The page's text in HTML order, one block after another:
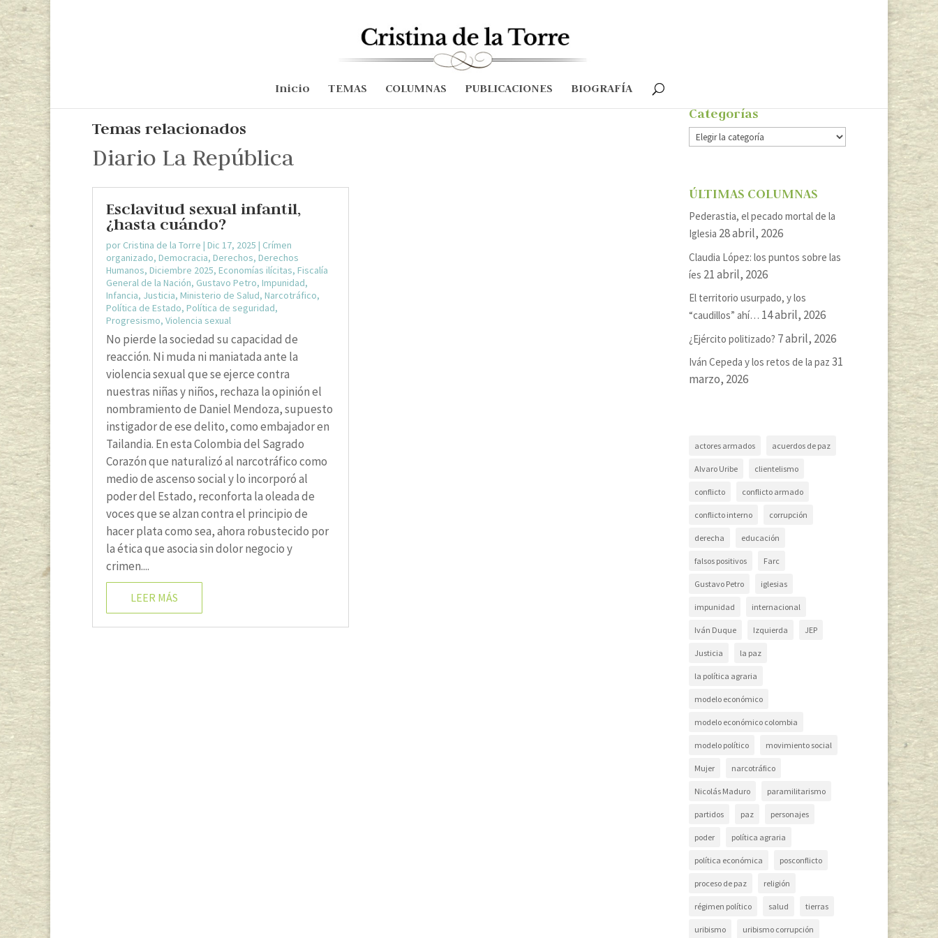
Inicio TEMAS COLUMNAS PUBLICACIONES BIOGRAFÍA
Temas relacionados
Diario La República
Esclavitud sexual infantil,
¿hasta cuándo?
por Cristina de la Torre | Dic 17, 2025 | Crímen
organizado, Democracia, Derechos, Derechos
Humanos, Diciembre 2025, Economías ilícitas, Fiscalía
General de la Nación, Gustavo Petro, Impunidad,
Infancia, Justicia, Ministerio de Salud, Narcotráfico,
Política de Estado, Política de seguridad,
Progresismo, Violencia sexual
No pierde la sociedad su capacidad de
reacción. Ni muda ni maniatada ante la
violencia sexual que se ejerce contra
nuestras niñas y niños, rechaza la opinión el
nombramiento de Daniel Mendoza, supuesto
instigador de ese delito, como embajador en
Tailandia. En esta Colombia del Sagrado
Corazón que naturalizó al narcotráfico como
medio de ascenso social y lo incorporó al
poder del Estado, reconforta la oleada de
voces que se alzan contra el principio de
hacer plata como sea, ahora robustecido por
la ética que asocia sin dolor negocio y
crimen....
LEER MÁS
Categorías
Categorías
ÚLTIMAS COLUMNAS
Pederastia, el pecado mortal de la
Iglesia 28 abril, 2026
Claudia López: los puntos sobre las
íes 21 abril, 2026
El territorio usurpado, y los
“caudillos” ahí… 14 abril, 2026
¿Ejército politizado? 7 abril, 2026
Iván Cepeda y los retos de la paz 31
marzo, 2026
actores armados acuerdos de paz
Alvaro Uribe clientelismo
conflicto conflicto armado
conflicto interno corrupción
derecha educación
falsos positivos Farc
Gustavo Petro iglesias
impunidad internacional
Iván Duque Izquierda JEP
Justicia la paz
la política agraria
modelo económico
modelo económico colombia
modelo político movimiento social
Mujer narcotráfico
Nicolás Maduro paramilitarismo
partidos paz personajes
poder política agraria
política económica posconflicto
proceso de paz religión
régimen político salud tierras
uribismo uribismo corrupción